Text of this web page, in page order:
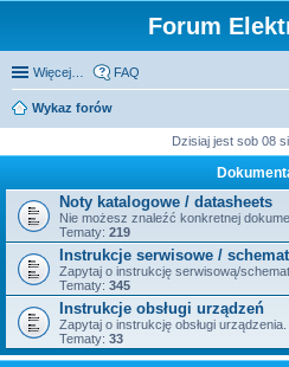
Forum
Więcej… FAQ
Wykaz forów
Dzisiaj jest sob 08
Noty katalogowe / datasheets
Nie możesz znaleźć konkretnej
Tematy: 219
Instrukcje serwisowe /
Zapytaj o instrukcję serwisową/
Tematy: 345
Instrukcje obsługi urządzeń
Zapytaj o instrukcję obsługi urządzenia.
Tematy: 33